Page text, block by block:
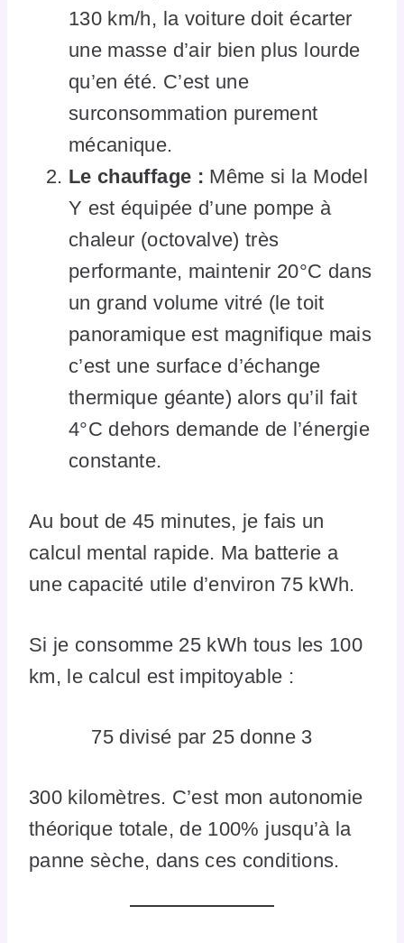
130 km/h, la voiture doit écarter
une masse d’air bien plus lourde
qu’en été. C’est une
surconsommation purement
mécanique.
Le chauffage : Même si la Model
Y est équipée d’une pompe à
chaleur (octovalve) très
performante, maintenir 20°C dans
un grand volume vitré (le toit
panoramique est magnifique mais
c’est une surface d’échange
thermique géante) alors qu’il fait
4°C dehors demande de l’énergie
constante.
Au bout de 45 minutes, je fais un
calcul mental rapide. Ma batterie a
une capacité utile d’environ 75 kWh.
Si je consomme 25 kWh tous les 100
km, le calcul est impitoyable :
75 divisé par 25 donne 3
300 kilomètres. C’est mon autonomie
théorique totale, de 100% jusqu’à la
panne sèche, dans ces conditions.